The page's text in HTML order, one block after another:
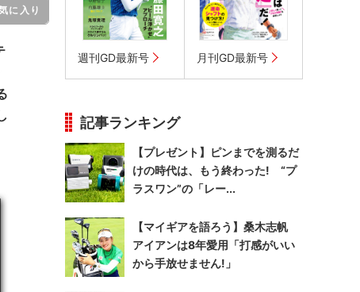
に入り
週刊GD最新号 月刊GD最新号
記事ランキング
【プレゼント】ピンまでを測るだ
けの時代は、もう終わった! “プ
ラスワン”の「レー...
【マイギアを語ろう】桑木志帆
アイアンは8年愛用「打感がいい
から手放せません!」